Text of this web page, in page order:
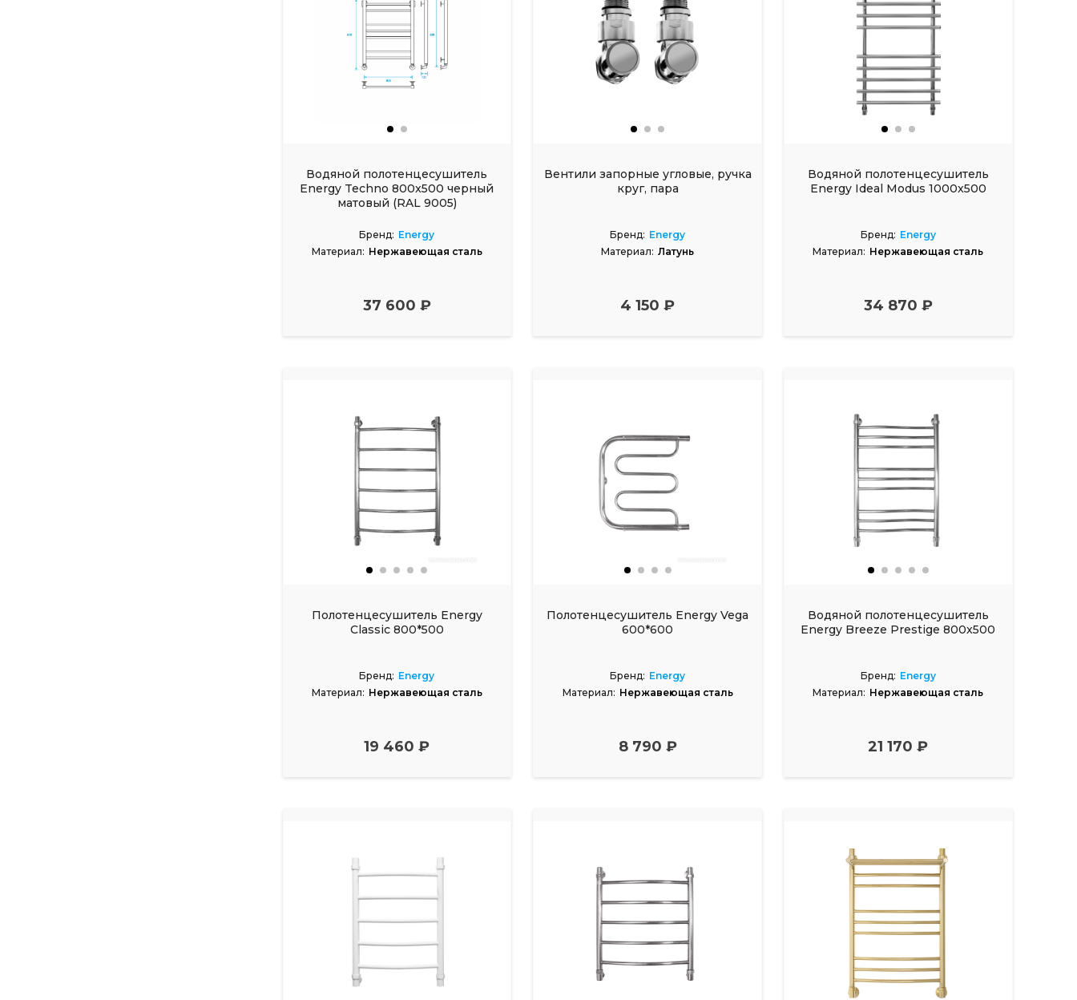
Водяной полотенцесушитель
Energy Techno 800x500 черный
матовый (RAL 9005)
Бренд: Energy
Материал: Нержавеющая сталь
37 600 ₽
Вентили запорные угловые, ручка
круг, пара
Бренд: Energy
Материал: Латунь
4 150 ₽
Водяной полотенцесушитель
Energy Ideal Modus 1000x500
Бренд: Energy
Материал: Нержавеющая сталь
34 870 ₽
Полотенцесушитель Energy
Classic 800*500
Бренд: Energy
Материал: Нержавеющая сталь
19 460 ₽
Полотенцесушитель Energy Vega
600*600
Бренд: Energy
Материал: Нержавеющая сталь
8 790 ₽
Водяной полотенцесушитель
Energy Breeze Prestige 800x500
Бренд: Energy
Материал: Нержавеющая сталь
21 170 ₽